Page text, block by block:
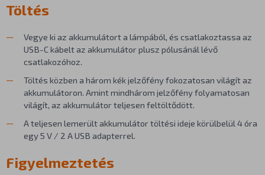
Töltés
Vegye ki az akkumulátort a lámpából, és csatlakoztassa az
USB-C kábelt az akkumulátor plusz pólusánál lévő
csatlakozóhoz.
Töltés közben a három kék jelzőfény fokozatosan világít az
akkumulátoron. Amint mindhárom jelzőfény folyamatosan
világít, az akkumulátor teljesen feltöltődött.
A teljesen lemerült akkumulátor töltési ideje körülbelül 4 óra
egy 5 V / 2 A USB adapterrel.
Figyelmeztetés